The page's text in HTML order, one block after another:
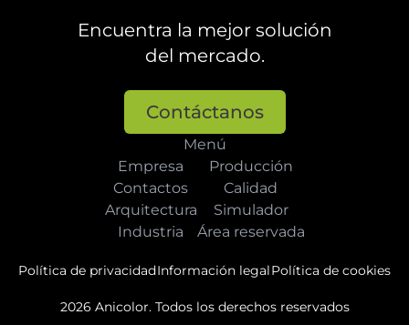
Encuentra la mejor solución
del mercado.
Contáctanos
Menú
Empresa
Contactos
Arquitectura
Industria
Producción
Calidad
Simulador
Área reservada
Política de privacidadInformación legalPolítica de cookies
2026 Anicolor. Todos los derechos reservados